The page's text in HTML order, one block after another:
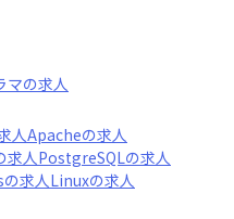
マの求人
人Apacheの求人
求人PostgreSQLの求人
の求人Linuxの求人